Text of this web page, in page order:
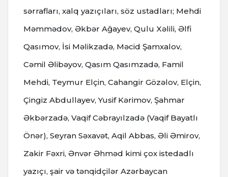
sərrafları, xalq yazıçıları, söz ustadları; Mehdi
Məmmədov, Əkbər Ağayev, Qulu Xəlili, Əlfi
Qasımov, İsi Məlikzadə, Məcid Şamxalov,
Cəmil Əlibəyov, Qasım Qasımzadə, Famil
Mehdi, Teymur Elçin, Cahangir Gözəlov, Elçin,
Çingiz Abdullayev, Yusif Kərimov, Şahmar
Əkbərzadə, Vaqif Cəbrayılzadə (Vaqif Bayatlı
Önər), Seyran Səxavət, Aqil Abbas, Əli Əmirov,
Zakir Fəxri, Ənvər Əhməd kimi çox istedadlı
yazıçı, şair və tənqidçilər Azərbaycan